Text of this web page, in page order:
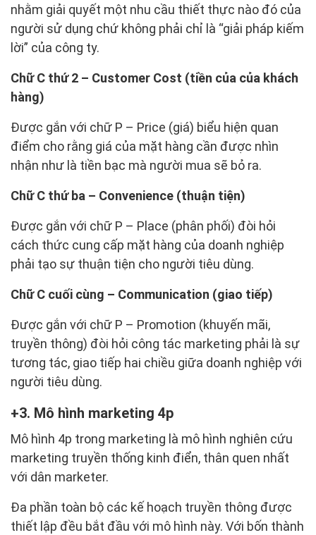
nhằm giải quyết một nhu cầu thiết thực nào đó của
người sử dụng chứ không phải chỉ là “giải pháp kiếm
lời” của công ty.
Chữ C thứ 2 – Customer Cost (tiền của của khách
hàng)
Được gắn với chữ P – Price (giá) biểu hiện quan
điểm cho rằng giá của mặt hàng cần được nhìn
nhận như là tiền bạc mà người mua sẽ bỏ ra.
Chữ C thứ ba – Convenience (thuận tiện)
Được gắn với chữ P – Place (phân phối) đòi hỏi
cách thức cung cấp mặt hàng của doanh nghiệp
phải tạo sự thuận tiện cho người tiêu dùng.
Chữ C cuối cùng – Communication (giao tiếp)
Được gắn với chữ P – Promotion (khuyến mãi,
truyền thông) đòi hỏi công tác marketing phải là sự
tương tác, giao tiếp hai chiều giữa doanh nghiệp với
người tiêu dùng.
3. Mô hình marketing 4p
Mô hình 4p trong marketing là mô hình nghiên cứu
marketing truyền thống kinh điển, thân quen nhất
với dân marketer.
Đa phần toàn bộ các kế hoạch truyền thông được
thiết lập đều bắt đầu với mô hình này. Với bốn thành